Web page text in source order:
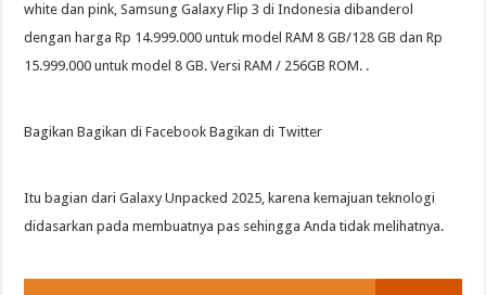
white dan pink, Samsung Galaxy Flip 3 di Indonesia dibanderol
dengan harga Rp 14.999.000 untuk model RAM 8 GB/128 GB dan Rp
15.999.000 untuk model 8 GB. Versi RAM / 256GB ROM. .
Bagikan Bagikan di Facebook Bagikan di Twitter
Itu bagian dari Galaxy Unpacked 2025, karena kemajuan teknologi
didasarkan pada membuatnya pas sehingga Anda tidak melihatnya.